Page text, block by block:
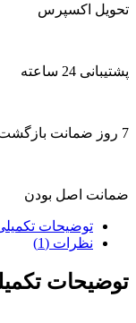
تحویل اکسپرس
پشتیبانی 24 ساعته
7 روز ضمانت بازگشت
ضمانت اصل بودن
توضیحات
نظرات (1)
توضیحات